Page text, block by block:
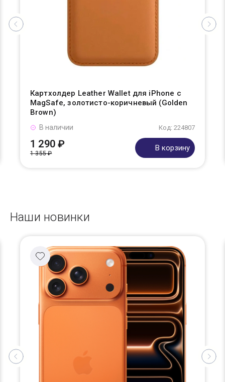
Картхолдер Leather Wallet для iPhone с
MagSafe, золотисто-коричневый (Golden
Brown)
Код: 224807
В наличии
1 290 ₽
1 355 ₽
В корзину
Наши новинки